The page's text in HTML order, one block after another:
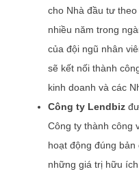
cho Nhà đầu tư
nhiều năm trong
của đội ngũ nhân
sẽ kết nối thành
kinh doanh và các
Công ty Lendbiz
Công ty thành công
hoạt động đúng
những giá trị hữu